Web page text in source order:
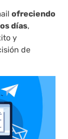
ofreciendo
días,
y
de